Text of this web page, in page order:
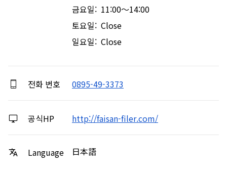
금요일: 11:00～14:00
토요일: Close
일요일: Close
전화 번호 0895-49-3373
공식HP http://faisan-filer.com/
Language 日本語